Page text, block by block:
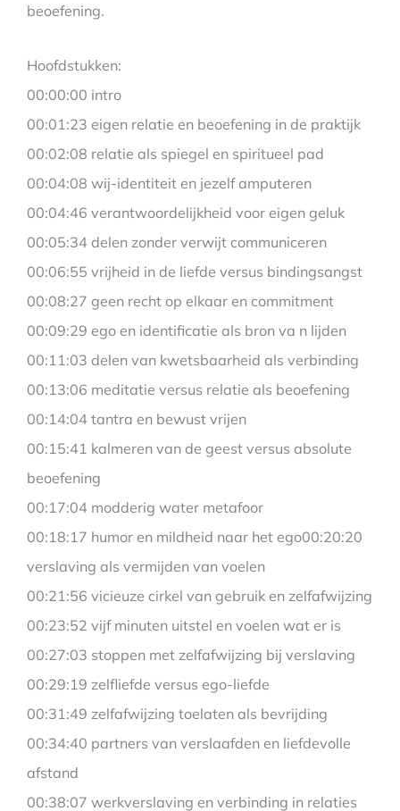
beoefening.
Hoofdstukken:
00:00:00 intro
00:01:23 eigen relatie en beoefening in de praktijk
00:02:08 relatie als spiegel en spiritueel pad
00:04:08 wij-identiteit en jezelf amputeren
00:04:46 verantwoordelijkheid voor eigen geluk
00:05:34 delen zonder verwijt communiceren
00:06:55 vrijheid in de liefde versus bindingsangst
00:08:27 geen recht op elkaar en commitment
00:09:29 ego en identificatie als bron va n lijden
00:11:03 delen van kwetsbaarheid als verbinding
00:13:06 meditatie versus relatie als beoefening
00:14:04 tantra en bewust vrijen
00:15:41 kalmeren van de geest versus absolute
beoefening
00:17:04 modderig water metafoor
00:18:17 humor en mildheid naar het ego00:20:20
verslaving als vermijden van voelen
00:21:56 vicieuze cirkel van gebruik en zelfafwijzing
00:23:52 vijf minuten uitstel en voelen wat er is
00:27:03 stoppen met zelfafwijzing bij verslaving
00:29:19 zelfliefde versus ego-liefde
00:31:49 zelfafwijzing toelaten als bevrijding
00:34:40 partners van verslaafden en liefdevolle
afstand
00:38:07 werkverslaving en verbinding in relaties